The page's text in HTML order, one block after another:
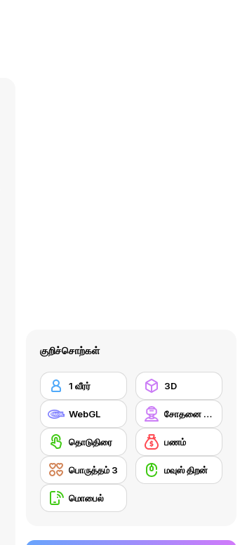
குறிச்சொற்கள்
1 வீரர் 3D
WebGL சோதனை முயற்சி (Simulation)
தொடுதிரை பணம்
பொருத்தம் 3 மவுஸ் திறன்
மொபைல்